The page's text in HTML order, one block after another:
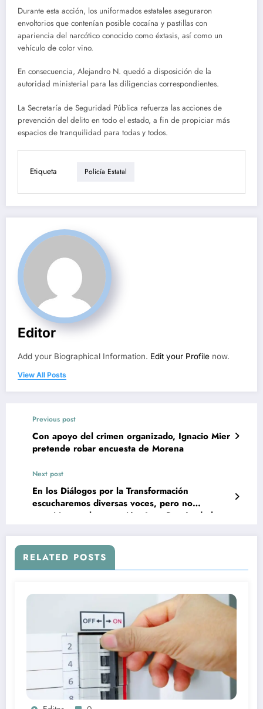
Durante esta acción, los uniformados estatales aseguraron
envoltorios que contenían posible cocaína y pastillas con
apariencia del narcótico conocido como éxtasis, así como un
vehículo de color vino.
En consecuencia, Alejandro N. quedó a disposición de la
autoridad ministerial para las diligencias correspondientes.
La Secretaría de Seguridad Pública refuerza las acciones de
prevención del delito en todo el estado, a fin de propiciar más
espacios de tranquilidad para todas y todos.
Etiqueta Policía Estatal
Editor
Add your Biographical Information. Edit your Profile now.
View All Posts
Previous post
Con apoyo del crimen organizado, Ignacio Mier
pretende robar encuesta de Morena
Next post
En los Diálogos por la Transformación
escucharemos diversas voces, pero no
permitiremos la regresión: Juan Ramón de la
RELATED POSTS